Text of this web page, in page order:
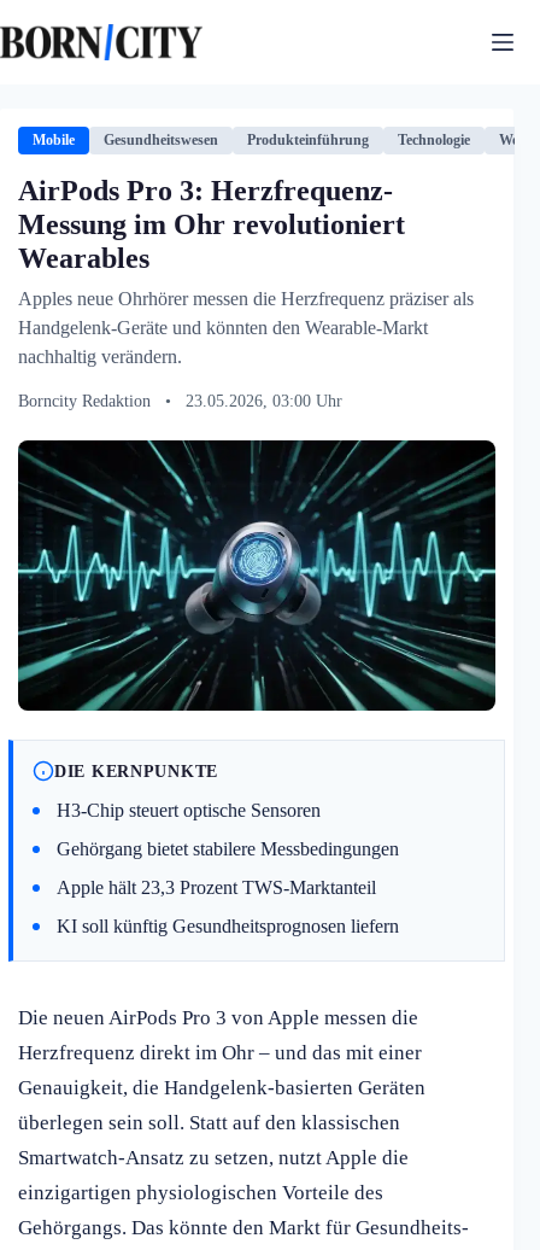
Inhalt
springen
Mobile Gesundheitswesen Produkteinführung Technologie
AirPods Pro 3: Herzfrequenz-
Messung im Ohr revolutioniert
Wearables
Apples neue Ohrhörer messen die Herzfrequenz präziser als
Handgelenk-Geräte und könnten den Wearable-Markt
nachhaltig verändern.
Borncity Redaktion • 23.05.2026, 03:00 Uhr
DIE KERNPUNKTE
H3-Chip steuert optische Sensoren
Gehörgang bietet stabilere Messbedingungen
Apple hält 23,3 Prozent TWS-Marktanteil
KI soll künftig Gesundheitsprognosen liefern
Die neuen AirPods Pro 3 von Apple messen die
Herzfrequenz direkt im Ohr – und das mit einer
Genauigkeit, die Handgelenk-basierten Geräten
überlegen sein soll. Statt auf den klassischen
Smartwatch-Ansatz zu setzen, nutzt Apple die
einzigartigen physiologischen Vorteile des
Gehörgangs. Das könnte den Markt für Gesundheits-